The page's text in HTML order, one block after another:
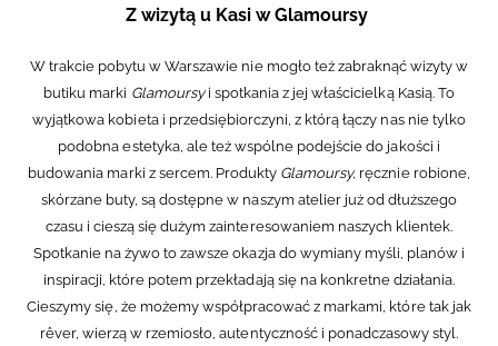
Z wizytą u Kasi w Glamoursy
W trakcie pobytu w Warszawie nie mogło też zabraknąć wizyty w
butiku marki Glamoursyi spotkania z jej właścicielką Kasią. To
wyjątkowa kobieta i przedsiębiorczyni, z którą łączy nas nie tylko
podobna estetyka, ale też wspólne podejście do jakości i
budowania marki z sercem. Produkty Glamoursy, ręcznie robione,
skórzane buty, są dostępne w naszym atelier już od dłuższego
czasu i cieszą się dużym zainteresowaniem naszych klientek.
Spotkanie na żywo to zawsze okazja do wymiany myśli, planów i
inspiracji, które potem przekładają się na konkretne działania.
Cieszymy się, że możemy współpracować z markami, które tak jak
rêver, wierzą w rzemiosło, autentyczność i ponadczasowy styl.